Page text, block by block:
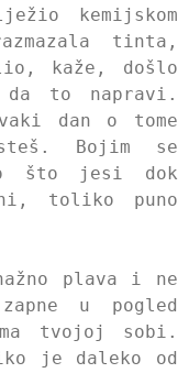
kemijskom
tinta,
kaže, došlo
to napravi.
dan o tome
Bojim se
što jesi dok
toliko puno
plava i ne
u pogled
tvojoj sobi.
je daleko od